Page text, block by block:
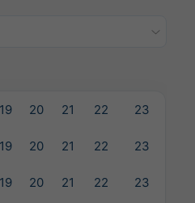
19 20 21 22 23
19 20 21 22 23
19 20 21 22 23